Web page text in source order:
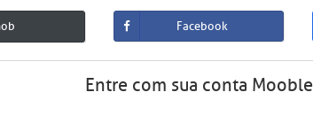
Facebook
Entre com sua conta Mooble